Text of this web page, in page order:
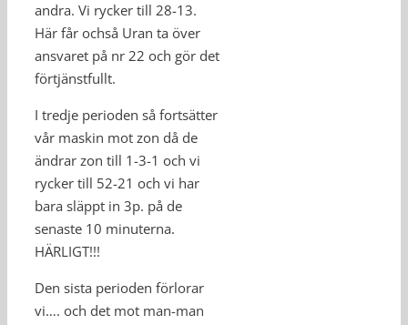
andra. Vi rycker till 28-13.
Här får ochså Uran ta över
ansvaret på nr 22 och gör det
förtjänstfullt.
I tredje perioden så fortsätter
vår maskin mot zon då de
ändrar zon till 1-3-1 och vi
rycker till 52-21 och vi har
bara släppt in 3p. på de
senaste 10 minuterna.
HÄRLIGT!!!
Den sista perioden förlorar
vi…. och det mot man-man